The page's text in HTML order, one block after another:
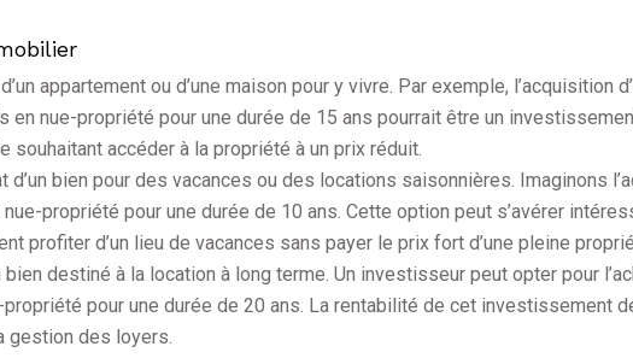
appartement ou d’une maison pour y vivre. Par exemple, l’acquisition
en nue-propriété pour une durée de 15 ans pourrait être un
souhaitant accéder à la propriété à un prix réduit.
d’un bien pour des vacances ou des locations saisonnières. Imaginons
nue-propriété pour une durée de 10 ans. Cette option peut s’avérer
profiter d’un lieu de vacances sans payer le prix fort d’une pleine
bien destiné à la location à long terme. Un investisseur peut opter pour
pour une durée de 20 ans. La rentabilité de cet investissement
gestion des loyers.